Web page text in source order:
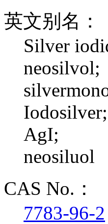
英文别名：
Silver
neosilvol;
Iodosilver;
AgI;
neosiluol
CAS No.：
7783-96-2